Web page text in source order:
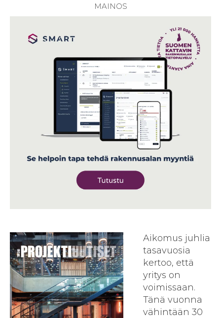
Aikomus juhlia
tasavuosia
kertoo, että
yritys on
voimissaan.
Tänä vuonna
vähintään 30